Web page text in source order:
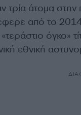
άτομα στην
από το
όγκο»
εθνική